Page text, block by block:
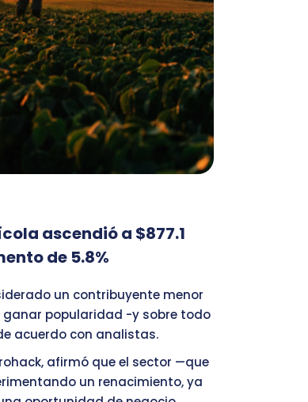
ascendió a $877.1
de 5.8%
un contribuyente menor
ganar popularidad -y sobre todo
acuerdo con analistas.
afirmó que el sector —que
un renacimiento, ya